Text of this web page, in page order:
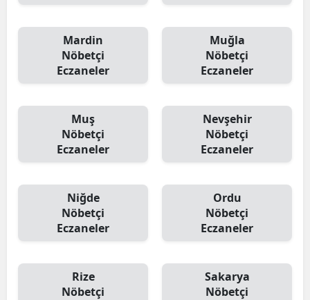
Mardin
Nöbetçi
Eczaneler
Muğla
Nöbetçi
Eczaneler
Muş
Nöbetçi
Eczaneler
Nevşehir
Nöbetçi
Eczaneler
Niğde
Nöbetçi
Eczaneler
Ordu
Nöbetçi
Eczaneler
Rize
Nöbetçi
Sakarya
Nöbetçi